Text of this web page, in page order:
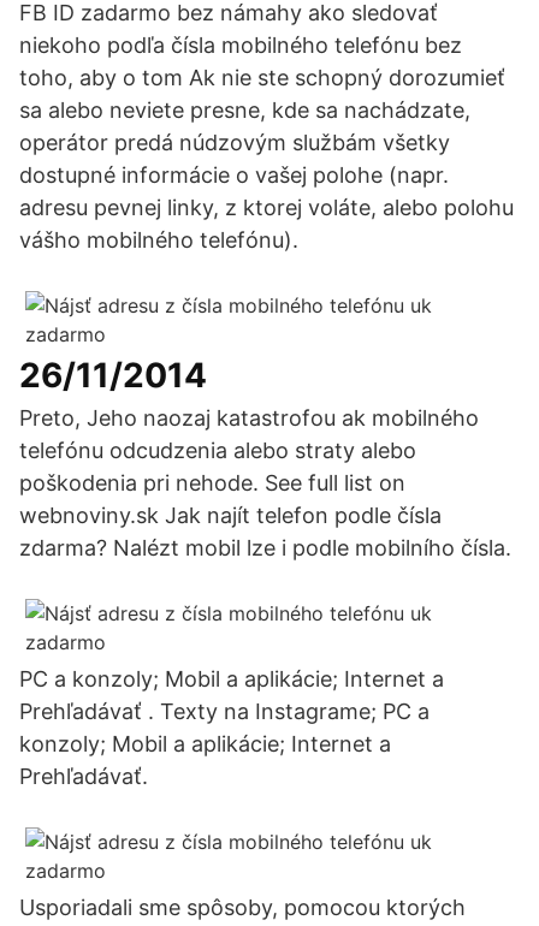
FB ID zadarmo bez námahy ako sledovať
niekoho podľa čísla mobilného telefónu bez
toho, aby o tom Ak nie ste schopný dorozumieť
sa alebo neviete presne, kde sa nachádzate,
operátor predá núdzovým službám všetky
dostupné informácie o vašej polohe (napr.
adresu pevnej linky, z ktorej voláte, alebo polohu
vášho mobilného telefónu).
26/11/2014
Preto, Jeho naozaj katastrofou ak mobilného
telefónu odcudzenia alebo straty alebo
poškodenia pri nehode. See full list on
webnoviny.sk Jak najít telefon podle čísla
zdarma? Nalézt mobil lze i podle mobilního čísla.
PC a konzoly; Mobil a aplikácie; Internet a
Prehľadávať . Texty na Instagrame; PC a
konzoly; Mobil a aplikácie; Internet a
Prehľadávať.
Usporiadali sme spôsoby, pomocou ktorých